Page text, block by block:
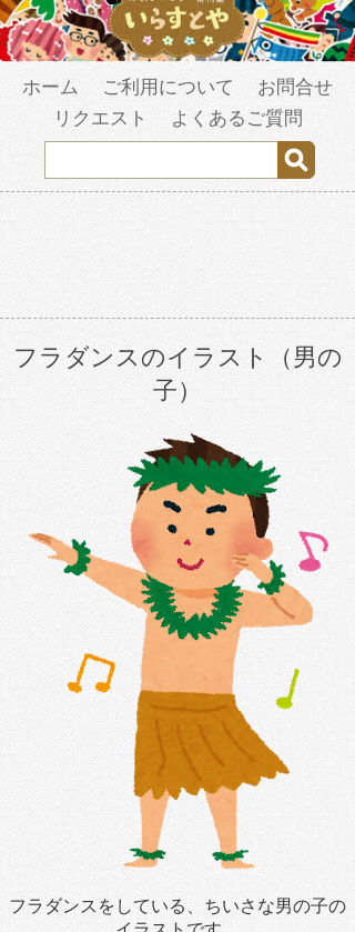
ホーム ご利用について
お問合せ
リクエスト
よくあるご質問
フラダンスのイラスト（男の
子）
フラダンスをしている、ちいさな男の子の